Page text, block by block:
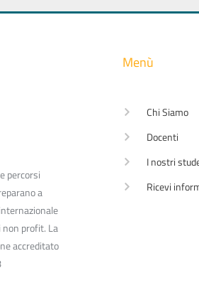
percorsi
a
non profit. La
accreditato
Menù
Chi Siamo
Docenti
I nostri
Ricevi